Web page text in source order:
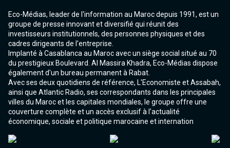
Eco-Médias, leader de l'information au Maroc depuis 1991, est un
groupe de presse innovant et diversifié qui réunit des
investisseurs institutionnels, des personnes physiques et des
cadres dirigeants de l'entreprise.
Implanté à Casablanca au Maroc avec un siège social situé au 70
du prestigieux Boulevard. Al Massira Khadra, Eco-Médias dispose
également d'un bureau permanent à Rabat.
Avec ses deux quotidiens de référence, L'Economiste et Assabah,
ainsi que Atlantic Radio, ses correspondants dans les principales
villes du Maroc et les capitales mondiales, le groupe offre une
couverture complète et un accès exclusif à l'actualité
économique, sociale et politique marocaine et internation